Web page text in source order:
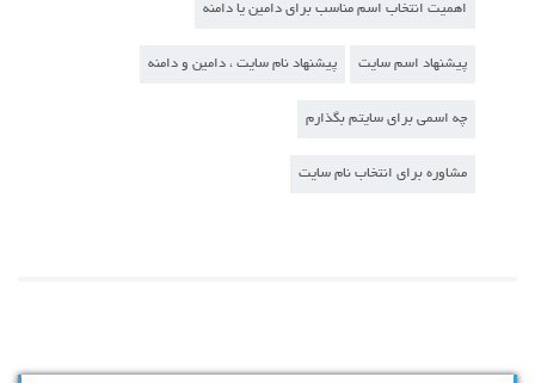
اهمیت انتخاب اسم مناسب برای دامین یا دامنه
پیشنهاد اسم سایت پیشنهاد نام سایت ، دامین و دامنه
چه اسمی برای سایتم بگذارم
مشاوره برای انتخاب نام سایت